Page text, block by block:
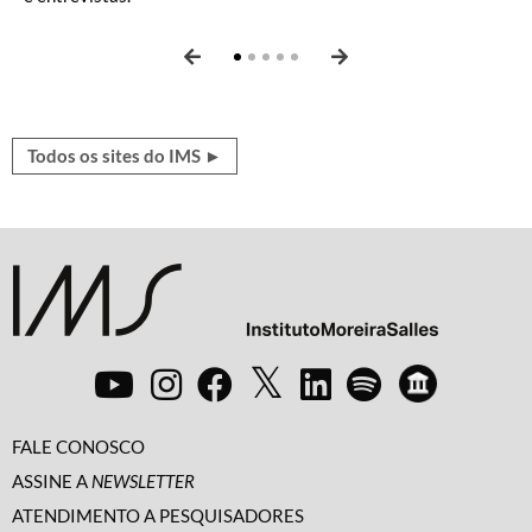
Todos os sites do IMS ►
FALE CONOSCO
ASSINE A NEWSLETTER
ATENDIMENTO A PESQUISADORES